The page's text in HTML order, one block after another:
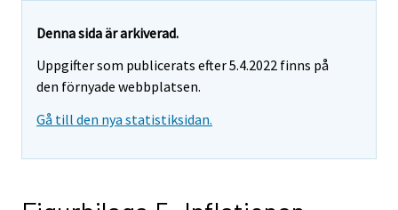
Denna sida är arkiverad.
Uppgifter som publicerats efter 5.4.2022 finns på
den förnyade webbplatsen.
Gå till den nya statistiksidan.